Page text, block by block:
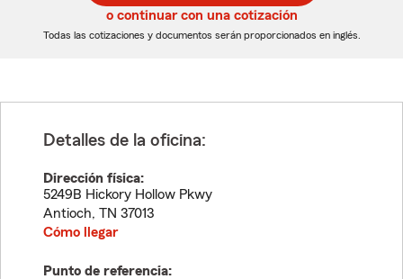
5
dígitos
5
dígitos
o continuar con una cotización
Todas las cotizaciones y documentos serán proporcionados en inglés.
Detalles de la oficina:
Dirección física:
5249B Hickory Hollow Pkwy
Antioch, TN 37013
Cómo llegar
Punto de referencia: